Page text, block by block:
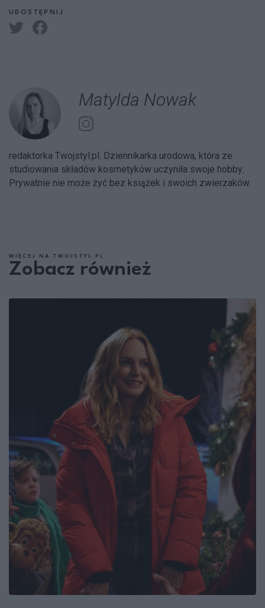
UDOSTĘPNIJ
Matylda Nowak
redaktorka Twojstyl.pl. Dziennikarka urodowa, która ze
studiowania składów kosmetyków uczyniła swoje hobby.
Prywatnie nie może żyć bez książek i swoich zwierzaków.
WIĘCEJ NA TWOJSTYL.PL
Zobacz również